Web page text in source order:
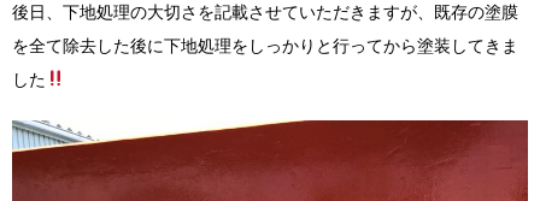
後日、下地処理の大切さを記載させていただきますが、既存の塗膜
を全て除去した後に下地処理をしっかりと行ってから塗装してきま
した